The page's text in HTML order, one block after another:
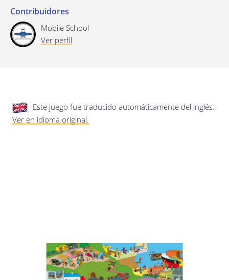
Contribuidores
Mobile School
Ver perfil
Este juego fue traducido automáticamente del inglés.
Ver en idioma original.
Última actualización: 17/01/2020